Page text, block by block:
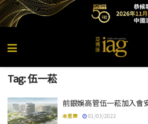
Tag:伍一菘
前銀娛高管伍一菘加入會
本思齊 01/03/2022